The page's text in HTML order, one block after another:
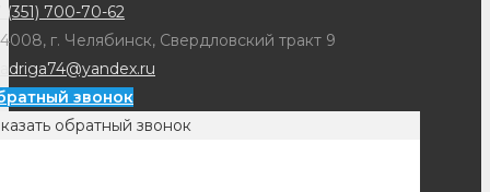
(351) 700-70-62
г. Челябинск, Свердловский тракт 9
звонок
обратный звонок